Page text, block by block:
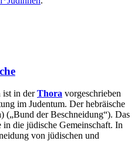
ist in derThora vorgeschrieben
im Judentum. Der hebräische
(„Bund der Beschneidung“). Das
die jüdische Gemeinschaft. In
von jüdischen und